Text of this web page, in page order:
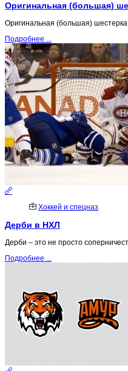
Оригинальная (большая)
Оригинальная (большая)
Подробнее ...
Хоккей и спецназ
Дерби в НХЛ
Дерби – это не просто
Подробнее ...